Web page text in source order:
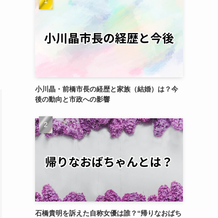
小川晶・前橋市長の経歴と家族（結婚）は？今
後の動向と市政への影響
石橋貴明を訴えた自称女優は誰？“帰りなおばち